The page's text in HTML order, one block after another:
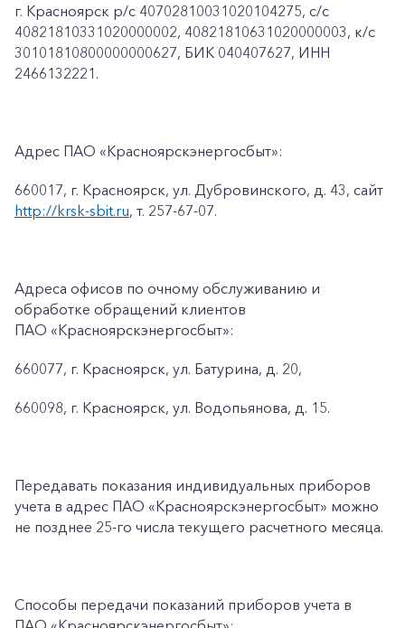
г. Красноярск p/c 40702810031020104275, с/с
40821810331020000002, 40821810631020000003, к/c
30101810800000000627, БИК 040407627, ИНН
2466132221.
Адрес ПАО «Красноярскэнергосбыт»:
660017, г. Красноярск, ул. Дубровинского, д. 43, сайт
http://krsk-sbit.ru, т. 257-67-07.
Адреса офисов по очному обслуживанию и
обработке обращений клиентов
ПАО «Красноярскэнергосбыт»:
660077, г. Красноярск, ул. Батурина, д. 20,
660098, г. Красноярск, ул. Водопьянова, д. 15.
Передавать показания индивидуальных приборов
учета в адрес ПАО «Красноярскэнергосбыт» можно
не позднее 25-го числа текущего расчетного месяца.
Способы передачи показаний приборов учета в